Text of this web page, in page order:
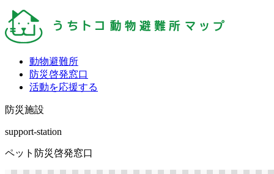
動物避難所
防災啓発窓口
活動を応援する
防災施設
support-station
ペット防災啓発窓口